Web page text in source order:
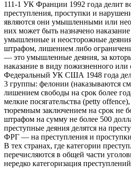
111-1 УК Франции 1992 года делит
преступления, проступки и
являются они умышленными или
них может быть назначено
умышленные и неосторожные
штрафом, лишением либо
— это умышленные деяния, за
наказание в виду пожизненного или
Федеральный УК США 1948 года
3 группы: фелонии (наказываются
лишением свободы на срок более
мелкие посягательства (petty
тюремным заключением на срок не
штрафом на сумму не более 500
преступные деяния делятся на
ФРГ — на преступления и
В тех странах, где категории
перечисляются в общей части
нередко категоризация